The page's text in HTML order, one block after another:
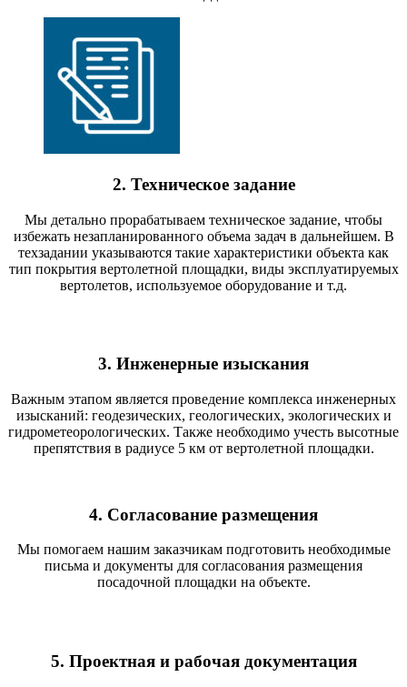
2. Техническое задание
Мы детально прорабатываем техническое задание, чтобы
избежать незапланированного объема задач в дальнейшем. В
техзадании указываются такие характеристики объекта как
тип покрытия вертолетной площадки, виды эксплуатируемых
вертолетов, используемое оборудование и т.д.
3. Инженерные изыскания
Важным этапом является проведение комплекса инженерных
изысканий: геодезических, геологических, экологических и
гидрометеорологических. Также необходимо учесть высотные
препятствия в радиусе 5 км от вертолетной площадки.
4. Согласование размещения
Мы помогаем нашим заказчикам подготовить необходимые
письма и документы для согласования размещения
посадочной площадки на объекте.
5. Проектная и рабочая документация